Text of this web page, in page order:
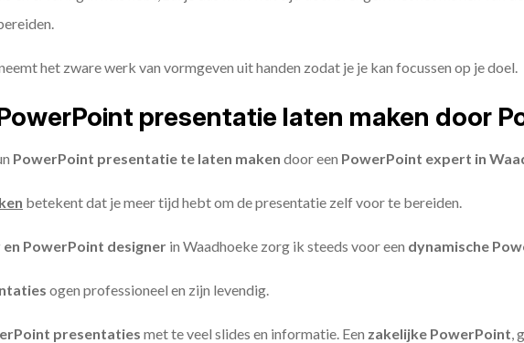
het zware werk van vormgeven uit handen zodat je je kan focussen op je doel.
presentatie laten maken door
PowerPoint presentatie te laten maken door een PowerPoint expert in
betekent dat je meer tijd hebt om de presentatie zelf voor te bereiden.
PowerPoint designer in Waadhoeke zorg ik steeds voor een dynamische
ogen professioneel en zijn levendig.
presentaties met te veel slides en informatie. Een zakelijke PowerPoint,